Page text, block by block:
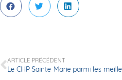
ARTICLE PRÉCÉDENT